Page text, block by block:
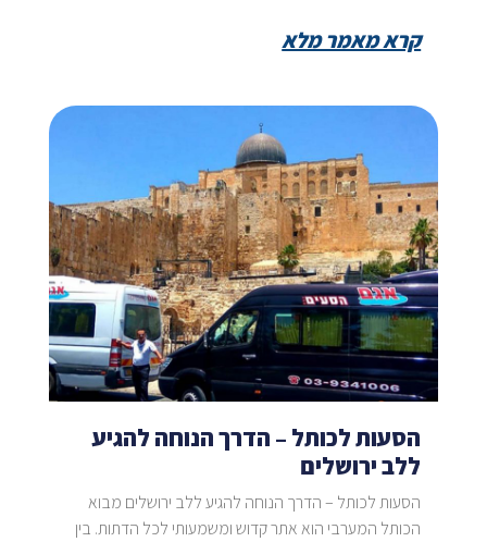
קרא מאמר מלא
הסעות לכותל – הדרך הנוחה להגיע
ללב ירושלים
הסעות לכותל – הדרך הנוחה להגיע ללב ירושלים מבוא
הכותל המערבי הוא אתר קדוש ומשמעותי לכל הדתות. בין